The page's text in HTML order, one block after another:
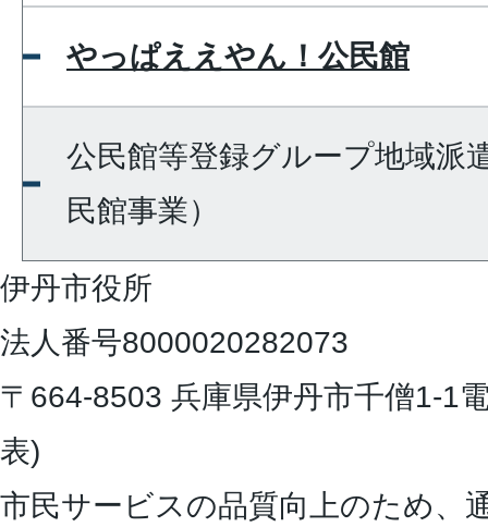
やっぱええやん！公民館
公民館等登録グループ地域派
民館事業）
伊丹市役所
法人番号8000020282073
〒664-8503 兵庫県伊丹市千僧1-1
表)
市民サービスの品質向上のため、